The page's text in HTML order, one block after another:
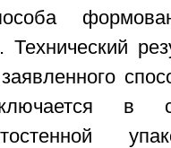
Технический
в